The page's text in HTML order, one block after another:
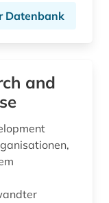
Datenbank
and